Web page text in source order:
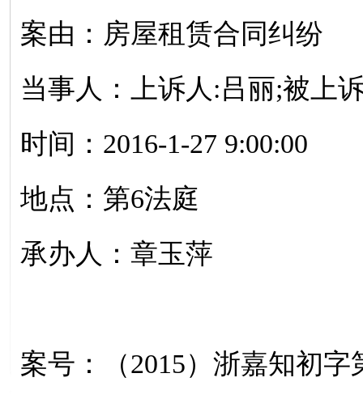
案由：房屋租赁合同纠纷
当事人：上诉人:吕丽;被上
时间：2016-1-27 9:00:00
地点：第6法庭
承办人：章玉萍
案号：（2015）浙嘉知初字